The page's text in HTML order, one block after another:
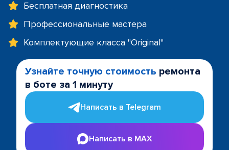
Бесплатная диагностика
Профессиональные мастера
Комплектующие класса "Original"
Узнайте точную стоимость ремонта
в боте за 1 минуту
Написать в Telegram
Написать в MAX